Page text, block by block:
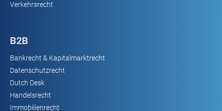
Verkehrsrecht
B2B
Bankrecht & Kapitalmarktrecht
Datenschutzrecht
Dutch Desk
Handelsrecht
Immobilienrecht